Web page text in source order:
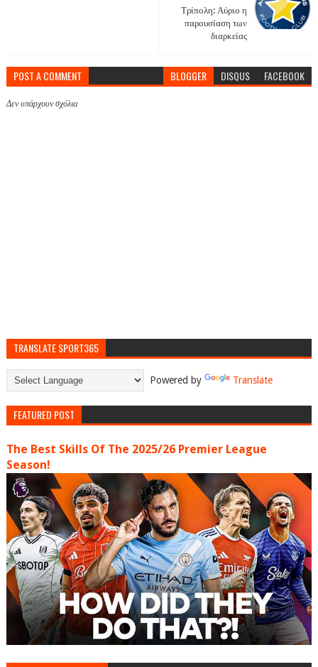
Τρίπολη: Αύριο η
παρουσίαση των
διαρκείας
POST A COMMENT BLOGGER DISQUS FACEBOOK
Δεν υπάρχουν σχόλια
TRANSLATE SPORT365
Powered by Translate
FEATURED POST
The Best Skills Of The 2025/26 Premier League
Season!